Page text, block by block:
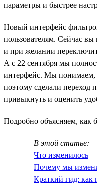
параметры и быстрее
Новый интерфейс
пользователям. Сейчас вы
и при желании
А с 22 сентября мы
интерфейс. Мы понимаем,
поэтому сделали
привыкнуть и оценить
Подробно объясняем, как
В этой статье:
Что изменилось
Почему мы
Краткий гид: как